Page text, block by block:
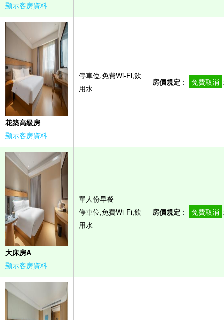
顯示客房資料
花築高級房
顯示客房資料
停車位,免費Wi-Fi,飲
用水
房價規定 ： 免費取消
大床房A
顯示客房資料
單人份早餐
停車位,免費Wi-Fi,飲
用水
房價規定 ： 免費取消